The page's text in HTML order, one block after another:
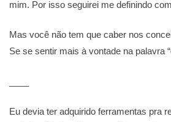
mim. Por isso seguirei me definindo
Mas você não tem que caber nos
Se se sentir mais à vontade na palavra
Eu devia ter adquirido ferramentas pra